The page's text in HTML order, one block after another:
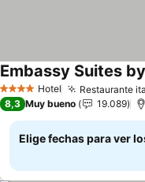
4 EstrellasHotel Restaurante
Ver precios
8,3 Muy bueno 19.089
Elige fechas para ver